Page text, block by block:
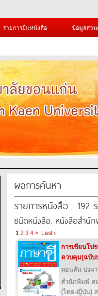
รายการยืมหนังสือ ข้อมูลส่ว
ผลการค้นหา
รายการหนังสือ : 192
ชนิดหนังสือ: หนังสือสำนั
1 2 3 4 > Last ›
การเขียนโป
ควบคุม(ฉบับ
ดอนสัน ปงผ
สำนักพิมพ์ ส
(ไทย-ญี่ปุ่น)